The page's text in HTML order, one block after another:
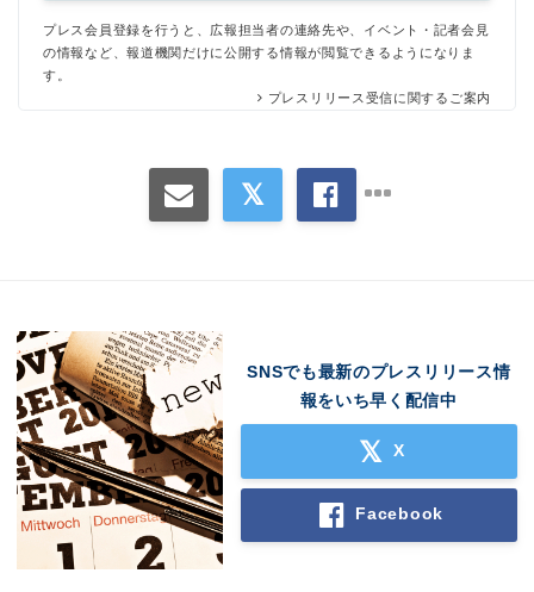
プレス会員登録を行うと、広報担当者の連絡先や、イベント・記者会見
の情報など、報道機関だけに公開する情報が閲覧できるようになりま
す。
プレスリリース受信に関するご案内
SNSでも最新のプレスリリース情
報をいち早く配信中
X
Facebook